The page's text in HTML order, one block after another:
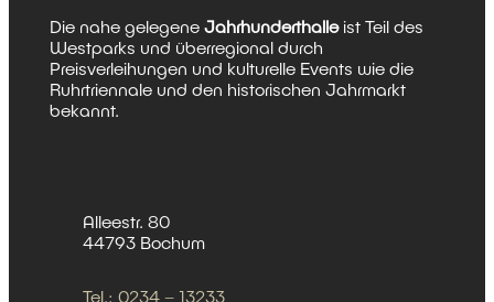
Die nahe gelegene Jahrhunderthalle ist Teil des
Westparks und überregional durch
Preisverleihungen und kulturelle Events wie die
Ruhrtriennale und den historischen Jahrmarkt
bekannt.
Alleestr. 80
44793 Bochum
Tel.: 0234 – 13233